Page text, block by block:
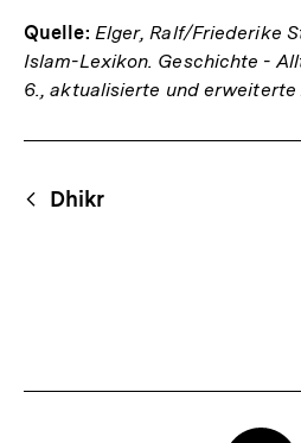
Quelle: Elger, Ralf/Friederike
Islam-Lexikon. Geschichte -
6., aktualisierte und erweiterte
Content-
Navigation
Dhikr